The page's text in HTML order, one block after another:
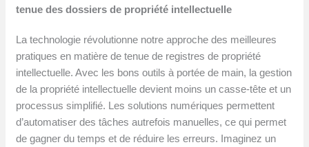
tenue des dossiers de propriété intellectuelle
La technologie révolutionne notre approche des meilleures
pratiques en matière de tenue de registres de propriété
intellectuelle. Avec les bons outils à portée de main, la gestion
de la propriété intellectuelle devient moins un casse-tête et un
processus simplifié. Les solutions numériques permettent
d’automatiser des tâches autrefois manuelles, ce qui permet
de gagner du temps et de réduire les erreurs. Imaginez un